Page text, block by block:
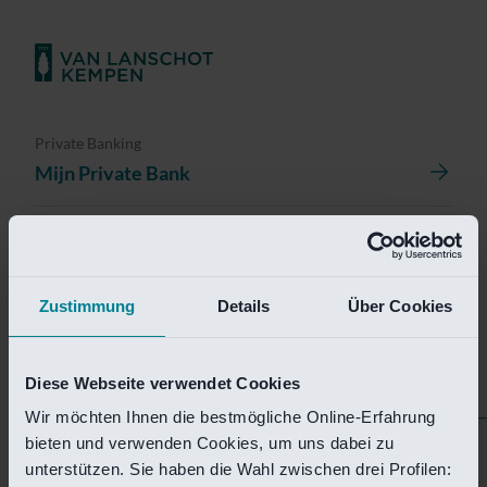
Zustimmung Details Über Cookies
Diese Webseite verwendet Cookies
Wir möchten Ihnen die bestmögliche Online-Erfahrung
bieten und verwenden Cookies, um uns dabei zu
unterstützen. Sie haben die Wahl zwischen drei Profilen:
Private Banking
Mijn Private Bank
Helaas is deze pagina